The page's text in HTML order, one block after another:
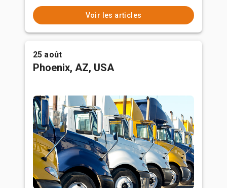
Voir les articles
25 août
Phoenix, AZ, USA